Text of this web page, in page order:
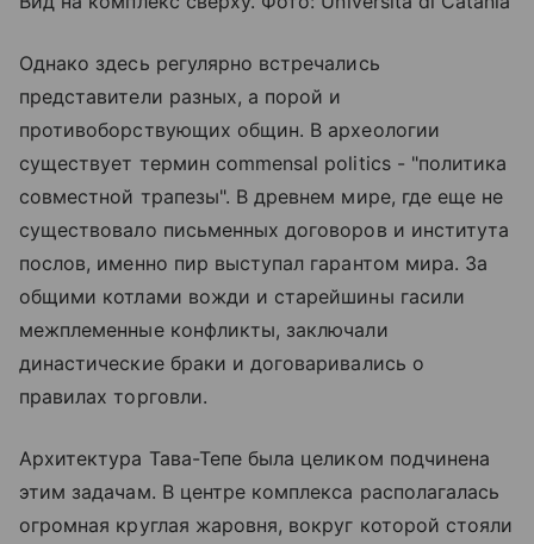
Однако здесь регулярно встречались
представители разных, а порой и
противоборствующих общин. В археологии
существует термин commensal politics - "политика
совместной трапезы". В древнем мире, где еще не
существовало письменных договоров и института
послов, именно пир выступал гарантом мира. За
общими котлами вожди и старейшины гасили
межплеменные конфликты, заключали
династические браки и договаривались о
правилах торговли.
Архитектура Тава-Тепе была целиком подчинена
этим задачам. В центре комплекса располагалась
огромная круглая жаровня, вокруг которой стояли